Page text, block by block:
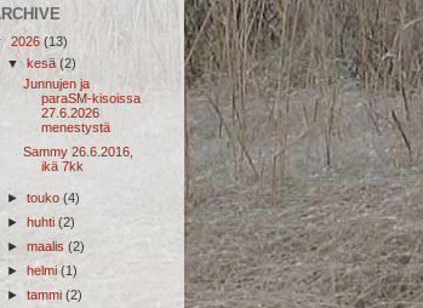
2026 (13)
▼ kesä(2)
Junnujen ja
paraSM-kisoissa
27.6.2026
menestystä
Sammy 26.6.2016,
ikä 7kk
► touko (4)
► huhti (2)
► maalis (2)
► helmi (1)
► tammi (2)